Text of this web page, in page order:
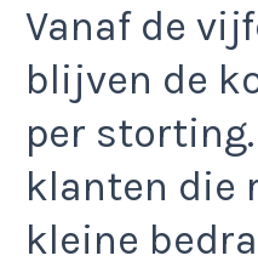
Vanaf de
blijven de
per
klanten die
kleine